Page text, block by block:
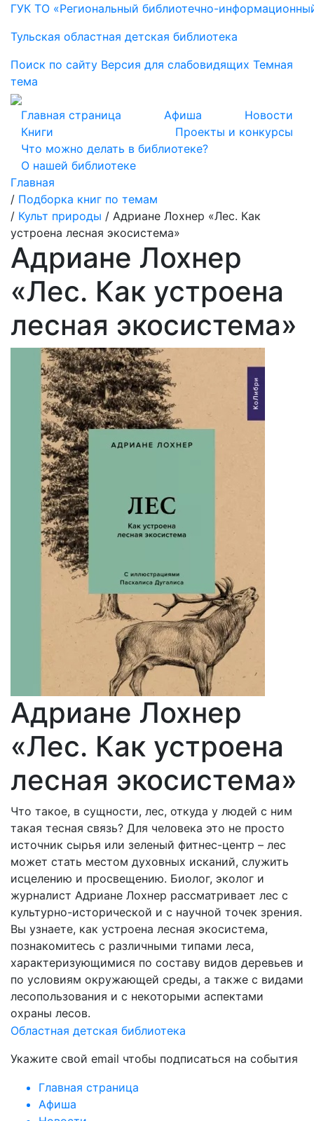
ГУК ТО «Региональный библиотечно-
Тульская областная детская библиотека
Поиск по сайту Версия для слабовидящих Темная
тема
Главная страница Афиша
Новости
Книги
Проекты и конкурсы
Что можно делать в библиотеке?
О нашей библиотеке
Главная
/ Подборка книг по темам
/ Культ природы / Адриане Лохнер «Лес. Как
устроена лесная экосистема»
Адриане Лохнер
«Лес. Как устроена
лесная экосистема»
Адриане Лохнер
«Лес. Как устроена
лесная экосистема»
Что такое, в сущности, лес, откуда у людей с ним
такая тесная связь? Для человека это не просто
источник сырья или зеленый фитнес-центр – лес
может стать местом духовных исканий, служить
исцелению и просвещению. Биолог, эколог и
журналист Адриане Лохнер рассматривает лес с
культурно-исторической и с научной точек зрения.
Вы узнаете, как устроена лесная экосистема,
познакомитесь с различными типами леса,
характеризующимися по составу видов деревьев и
по условиям окружающей среды, а также с видами
лесопользования и с некоторыми аспектами
охраны лесов.
Областная детская библиотека
Укажите свой email чтобы подписаться на события
Главная страница
Афиша